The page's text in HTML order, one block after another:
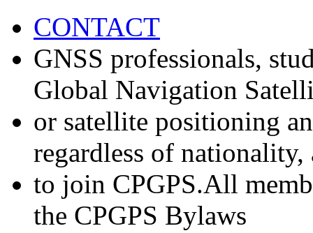
CONTACT
GNSS professionals,
Global Navigation
or satellite positioning
regardless of nationality,
to join CPGPS.All
the CPGPS Bylaws